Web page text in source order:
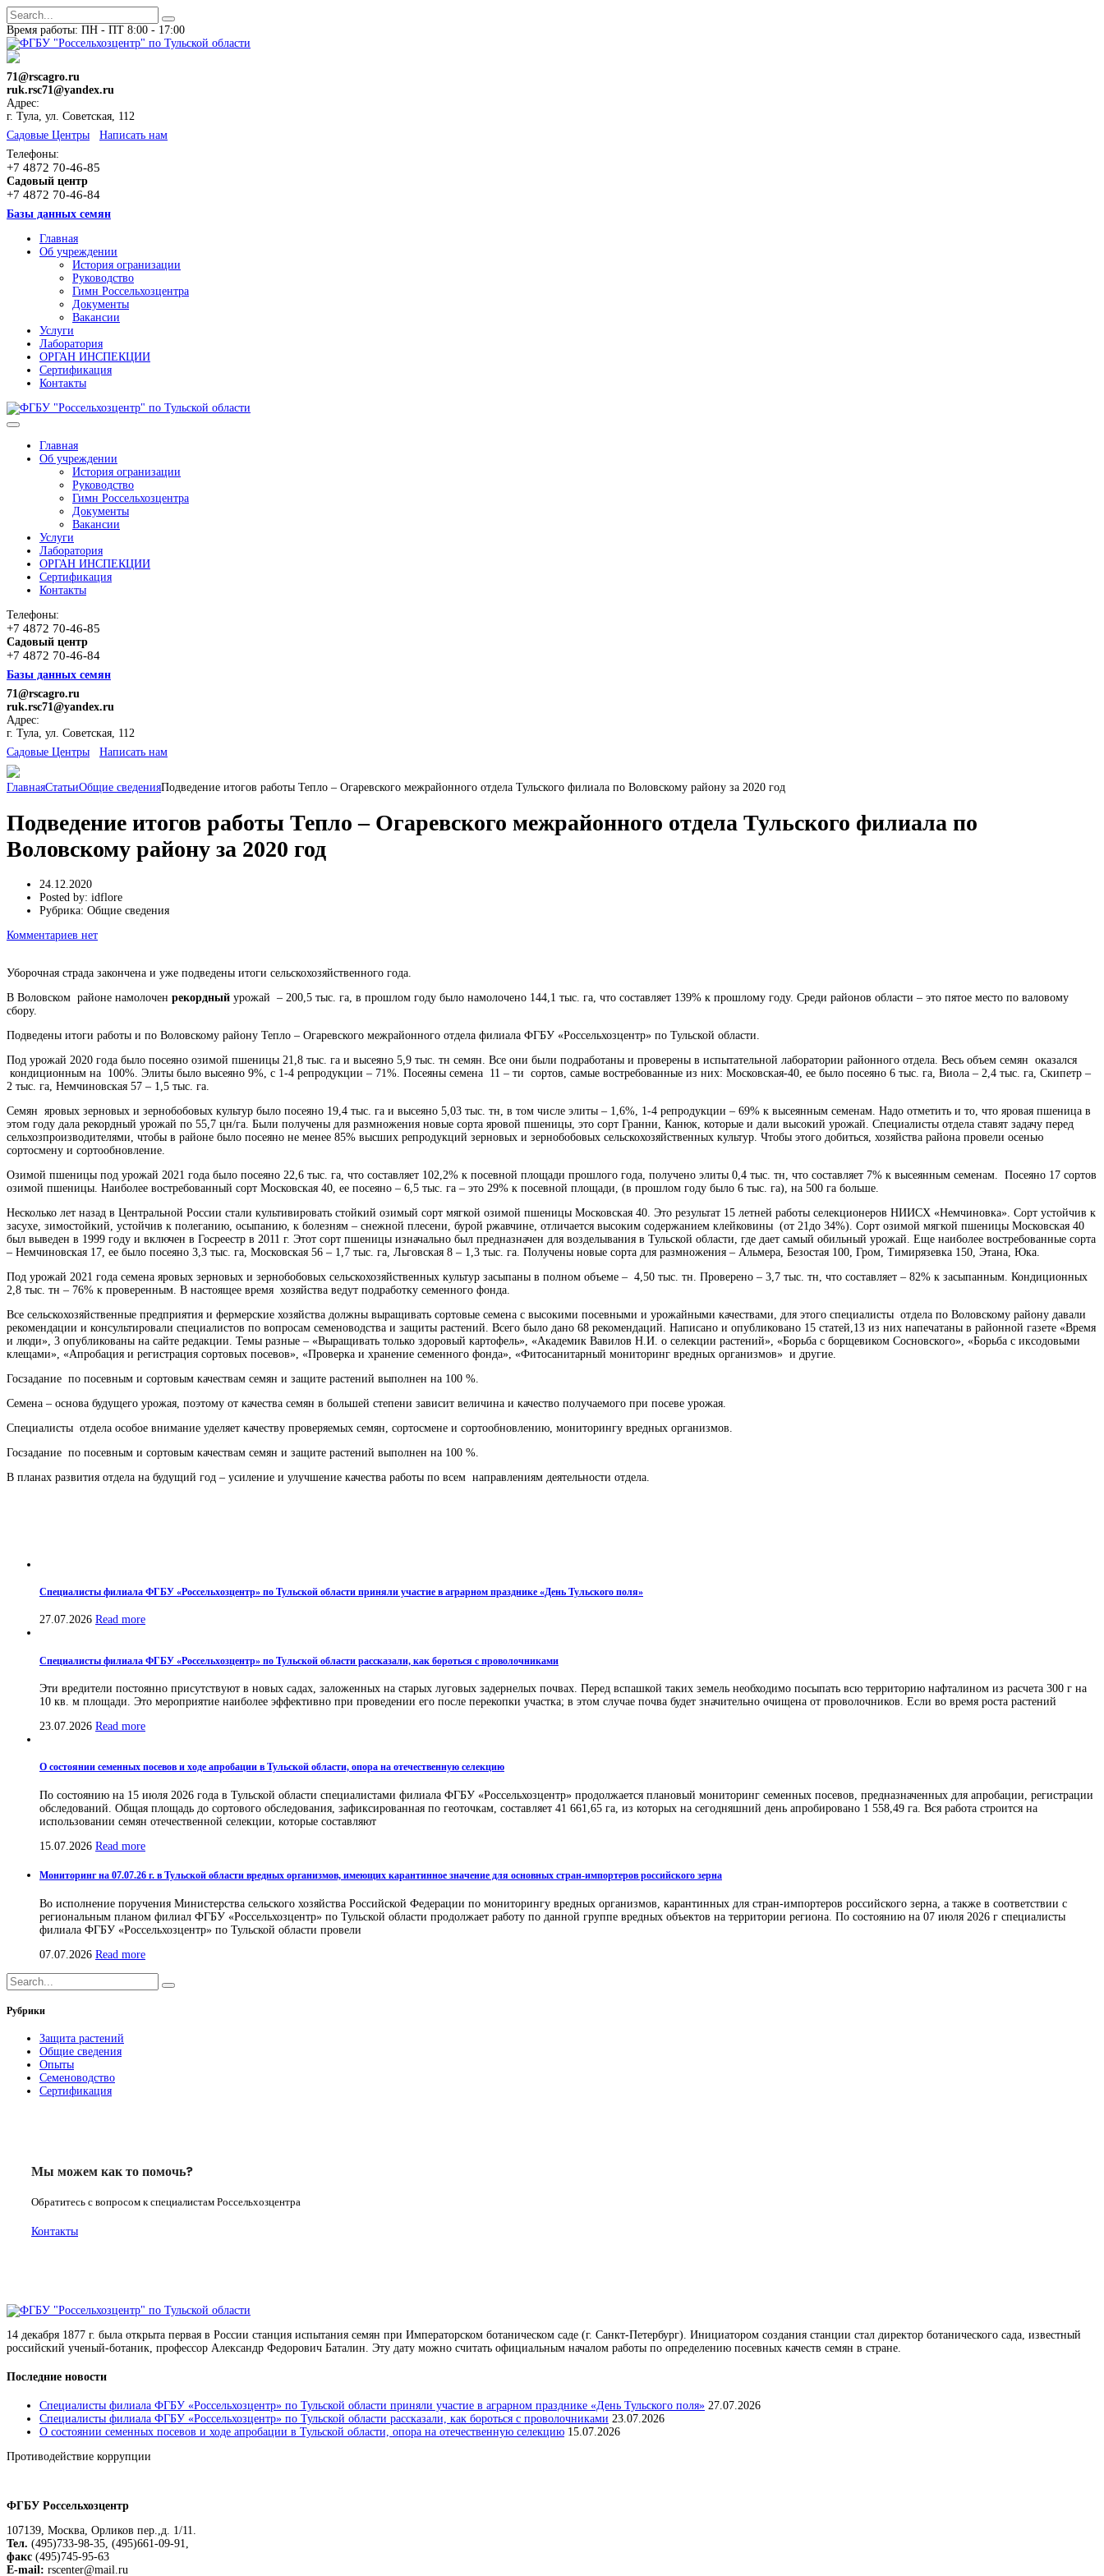
Время работы: ПН - ПТ 8:00 - 17:00
71@rscagro.ru
ruk.rsc71@yandex.ru
Адрес:
г. Тула, ул. Советская, 112
Cадовые Центры
Написать нам
Телефоны:
+7 4872 70-46-85
Садовый центр
+7 4872 70-46-84
Базы данных семян
Главная
Об учреждении
История огранизации
Руководство
Гимн Россельхозцентра
Документы
Вакансии
Услуги
Лаборатория
ОРГАН ИНСПЕКЦИИ
Сертификация
Контакты
Главная
Об учреждении
История огранизации
Руководство
Гимн Россельхозцентра
Документы
Вакансии
Услуги
Лаборатория
ОРГАН ИНСПЕКЦИИ
Сертификация
Контакты
Телефоны:
+7 4872 70-46-85
Садовый центр
+7 4872 70-46-84
Базы данных семян
71@rscagro.ru
ruk.rsc71@yandex.ru
Адрес:
г. Тула, ул. Советская, 112
Cадовые Центры
Написать нам
ГлавнаяСтатьиОбщие сведенияПодведение итогов работы Тепло – Огаревского межрайонного отдела Тульского филиала по Воловскому району за 2020 год
Подведение итогов работы Тепло – Огаревского межрайонного отдела Тульского филиала по
Воловскому району за 2020 год
24.12.2020
Posted by: idflore
Рубрика: Общие сведения
Комментариев нет
Уборочная страда закончена и уже подведены итоги сельскохозяйственного года.
В Воловском районе намолочен рекордный урожай – 200,5 тыс. га, в прошлом году было намолочено 144,1 тыс. га, что составляет 139% к прошлому году. Среди районов области – это пятое место по валовому
сбору.
Подведены итоги работы и по Воловскому району Тепло – Огаревского межрайонного отдела филиала ФГБУ «Россельхозцентр» по Тульской области.
Под урожай 2020 года было посеяно озимой пшеницы 21,8 тыс. га и высеяно 5,9 тыс. тн семян. Все они были подработаны и проверены в испытательной лаборатории районного отдела. Весь объем семян оказался
кондиционным на 100%. Элиты было высеяно 9%, с 1-4 репродукции – 71%. Посеяны семена 11 – ти сортов, самые востребованные из них: Московская-40, ее было посеяно 6 тыс. га, Виола – 2,4 тыс. га, Скипетр –
2 тыс. га, Немчиновская 57 – 1,5 тыс. га.
Семян яровых зерновых и зернобобовых культур было посеяно 19,4 тыс. га и высеяно 5,03 тыс. тн, в том числе элиты – 1,6%, 1-4 репродукции – 69% к высеянным семенам. Надо отметить и то, что яровая пшеница в
этом году дала рекордный урожай по 55,7 цн/га. Были получены для размножения новые сорта яровой пшеницы, это сорт Гранни, Канюк, которые и дали высокий урожай. Специалисты отдела ставят задачу перед
сельхозпроизводителями, чтобы в районе было посеяно не менее 85% высших репродукций зерновых и зернобобовых сельскохозяйственных культур. Чтобы этого добиться, хозяйства района провели осенью
сортосмену и сортообновление.
Озимой пшеницы под урожай 2021 года было посеяно 22,6 тыс. га, что составляет 102,2% к посевной площади прошлого года, получено элиты 0,4 тыс. тн, что составляет 7% к высеянным семенам. Посеяно 17 сортов
озимой пшеницы. Наиболее востребованный сорт Московская 40, ее посеяно – 6,5 тыс. га – это 29% к посевной площади, (в прошлом году было 6 тыс. га), на 500 га больше.
Несколько лет назад в Центральной России стали культивировать стойкий озимый сорт мягкой озимой пшеницы Московская 40. Это результат 15 летней работы селекционеров НИИСХ «Немчиновка». Сорт устойчив к
засухе, зимостойкий, устойчив к полеганию, осыпанию, к болезням – снежной плесени, бурой ржавчине, отличается высоким содержанием клейковины (от 21до 34%). Сорт озимой мягкой пшеницы Московская 40
был выведен в 1999 году и включен в Госреестр в 2011 г. Этот сорт пшеницы изначально был предназначен для возделывания в Тульской области, где дает самый обильный урожай. Еще наиболее востребованные сорта
– Немчиновская 17, ее было посеяно 3,3 тыс. га, Московская 56 – 1,7 тыс. га, Льговская 8 – 1,3 тыс. га. Получены новые сорта для размножения – Альмера, Безостая 100, Гром, Тимирязевка 150, Этана, Юка.
Под урожай 2021 года семена яровых зерновых и зернобобовых сельскохозяйственных культур засыпаны в полном объеме – 4,50 тыс. тн. Проверено – 3,7 тыс. тн, что составляет – 82% к засыпанным. Кондиционных
2,8 тыс. тн – 76% к проверенным. В настоящее время хозяйства ведут подработку семенного фонда.
Все сельскохозяйственные предприятия и фермерские хозяйства должны выращивать сортовые семена с высокими посевными и урожайными качествами, для этого специалисты отдела по Воловскому району давали
рекомендации и консультировали специалистов по вопросам семеноводства и защиты растений. Всего было дано 68 рекомендаций. Написано и опубликовано 15 статей,13 из них напечатаны в районной газете «Время
и люди», 3 опубликованы на сайте редакции. Темы разные – «Выращивать только здоровый картофель», «Академик Вавилов Н.И. о селекции растений», «Борьба с борщевиком Сосновского», «Борьба с иксодовыми
клещами», «Апробация и регистрация сортовых посевов», «Проверка и хранение семенного фонда», «Фитосанитарный мониторинг вредных организмов» и другие.
Госзадание по посевным и сортовым качествам семян и защите растений выполнен на 100 %.
Семена – основа будущего урожая, поэтому от качества семян в большей степени зависит величина и качество получаемого при посеве урожая.
Специалисты отдела особое внимание уделяет качеству проверяемых семян, сортосмене и сортообновлению, мониторингу вредных организмов.
Госзадание по посевным и сортовым качествам семян и защите растений выполнен на 100 %.
В планах развития отдела на будущий год – усиление и улучшение качества работы по всем направлениям деятельности отдела.
Специалисты филиала ФГБУ «Россельхозцентр» по Тульской области приняли участие в аграрном празднике «День Тульского поля»
27.07.2026 Read more
Специалисты филиала ФГБУ «Россельхозцентр» по Тульской области рассказали, как бороться с проволочниками
Эти вредители постоянно присутствуют в новых садах, заложенных на старых луговых задернелых почвах. Перед вспашкой таких земель необходимо посыпать всю территорию нафталином из расчета 300 г на
10 кв. м площади. Это мероприятие наиболее эффективно при проведении его после перекопки участка; в этом случае почва будет значительно очищена от проволочников. Если во время роста растений
23.07.2026 Read more
О состоянии семенных посевов и ходе апробации в Тульской области, опора на отечественную селекцию
По состоянию на 15 июля 2026 года в Тульской области специалистами филиала ФГБУ «Россельхозцентр» продолжается плановый мониторинг семенных посевов, предназначенных для апробации, регистрации
обследований. Общая площадь до сортового обследования, зафиксированная по геоточкам, составляет 41 661,65 га, из которых на сегодняшний день апробировано 1 558,49 га. Вся работа строится на
использовании семян отечественной селекции, которые составляют
15.07.2026 Read more
Мониторинг на 07.07.26 г. в Тульской области вредных организмов, имеющих карантинное значение для основных стран-импортеров российского зерна
Во исполнение поручения Министерства сельского хозяйства Российской Федерации по мониторингу вредных организмов, карантинных для стран-импортеров российского зерна, а также в соответствии с
региональным планом филиал ФГБУ «Россельхозцентр» по Тульской области продолжает работу по данной группе вредных объектов на территории региона. По состоянию на 07 июля 2026 г специалисты
филиала ФГБУ «Россельхозцентр» по Тульской области провели
07.07.2026 Read more
Рубрики
Защита растений
Общие сведения
Опыты
Семеноводство
Сертификация
Мы можем как то помочь?
Обратитесь с вопросом к специалистам Россельхозцентра
Контакты
14 декабря 1877 г. была открыта первая в России станция испытания семян при Императорском ботаническом саде (г. Санкт-Петербург). Инициатором создания станции стал директор ботанического сада, известный
российский ученый-ботаник, профессор Александр Федорович Баталин. Эту дату можно считать официальным началом работы по определению посевных качеств семян в стране.
Последние новости
Специалисты филиала ФГБУ «Россельхозцентр» по Тульской области приняли участие в аграрном празднике «День Тульского поля» 27.07.2026
Специалисты филиала ФГБУ «Россельхозцентр» по Тульской области рассказали, как бороться с проволочниками 23.07.2026
О состоянии семенных посевов и ходе апробации в Тульской области, опора на отечественную селекцию 15.07.2026
Противодействие коррупции
ФГБУ Россельхозцентр
107139, Москва, Орликов пер.,д. 1/11.
Тел. (495)733-98-35, (495)661-09-91,
факс (495)745-95-63
E-mail: rscenter@mail.ru